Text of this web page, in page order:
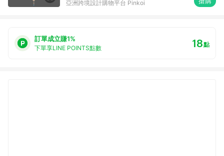
亞洲跨境設計購物平台 Pinkoi
訂單成立賺1%
下單享LINE POINTS點數 18點